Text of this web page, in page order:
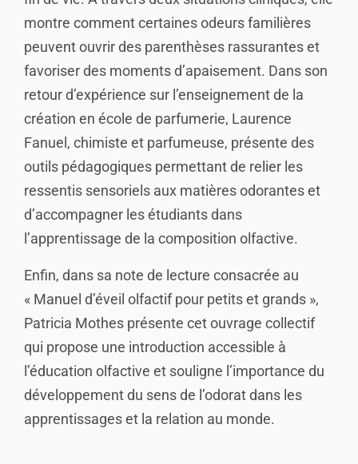
montre comment certaines odeurs familières
peuvent ouvrir des parenthèses rassurantes et
favoriser des moments d’apaisement. Dans son
retour d’expérience sur l’enseignement de la
création en école de parfumerie, Laurence
Fanuel, chimiste et parfumeuse, présente des
outils pédagogiques permettant de relier les
ressentis sensoriels aux matières odorantes et
d’accompagner les étudiants dans
l’apprentissage de la composition olfactive.
Enfin, dans sa note de lecture consacrée au
« Manuel d’éveil olfactif pour petits et grands »,
Patricia Mothes présente cet ouvrage collectif
qui propose une introduction accessible à
l’éducation olfactive et souligne l’importance du
développement du sens de l’odorat dans les
apprentissages et la relation au monde.